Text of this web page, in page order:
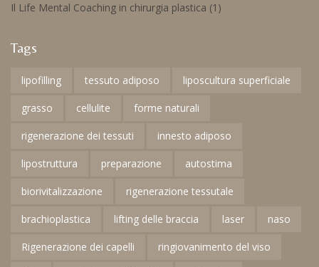
Il Life Mental Coaching in chirurgia plastica (1)
Tags
lipofilling tessuto adiposo liposcultura superficiale
grasso cellulite forme naturali
rigenerazione dei tessuti innesto adiposo
lipostruttura preparazione autostima
biorivitalizzazione rigenerazione tessutale
brachioplastica lifting delle braccia laser naso
Rigenerazione dei capelli ringiovanimento del viso